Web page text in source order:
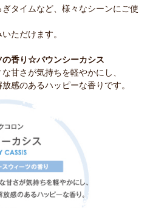
タイムなど、様々なシーンにご使
ただけます。
の香り☆バウンシーカシス
甘さが気持ちを軽やかにし、
感のあるハッピーな香りです。